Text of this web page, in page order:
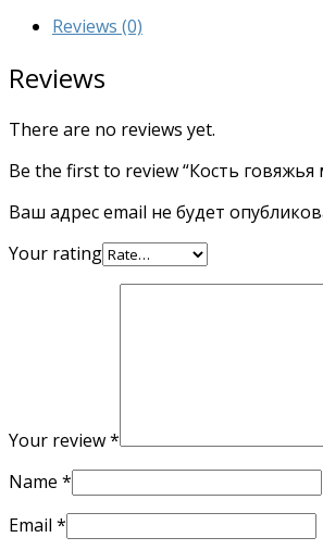
Reviews (0)
Reviews
There are no reviews yet.
Be the first to review “Кость говяжья
Ваш адрес email не будет
Your rating
Your review*
Name *
Email *